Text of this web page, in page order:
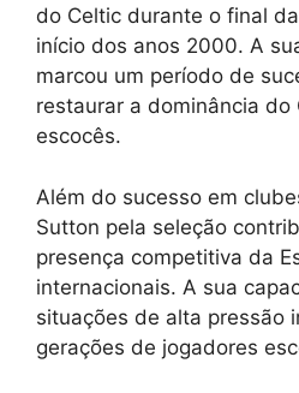
do Celtic durante o final
início dos anos 2000. A
marcou um período de
restaurar a dominância do
escocês.
Além do sucesso em
Sutton pela seleção
presença competitiva da
internacionais. A sua
situações de alta pressão
gerações de jogadores